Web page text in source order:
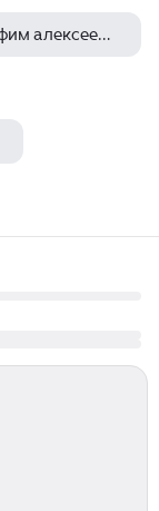
дом в котором жил демьян бедный ефим алексеевич придворов